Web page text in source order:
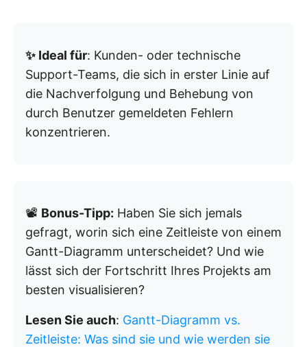
✨ Ideal für: Kunden- oder technische
Support-Teams, die sich in erster Linie auf
die Nachverfolgung und Behebung von
durch Benutzer gemeldeten Fehlern
konzentrieren.
📽️ Bonus-Tipp: Haben Sie sich jemals
gefragt, worin sich eine Zeitleiste von einem
Gantt-Diagramm unterscheidet? Und wie
lässt sich der Fortschritt Ihres Projekts am
besten visualisieren?
Lesen Sie auch: Gantt-Diagramm vs.
Zeitleiste: Was sind sie und wie werden sie